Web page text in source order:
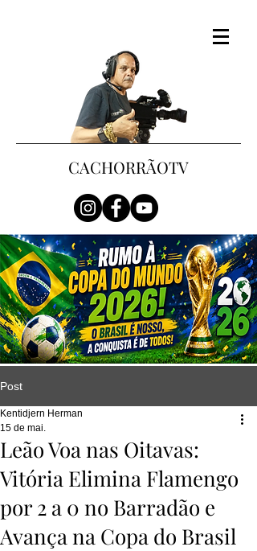
CACHORRÃOTV
Post
Leão Voa nas Oitavas:
Vitória Elimina Flamengo
por 2 a 0 no Barradão e
Avança na Copa do Brasil
Kentidjern Herman
15 de mai.